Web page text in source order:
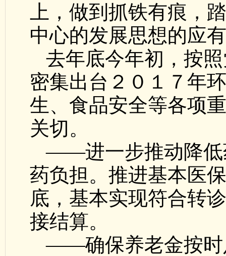
上，做到抓铁有痕，
中心的发展思想的应
去年底今年初，按
密集出台２０１７年
生、食品安全等各项
关切。
——进一步推动降低
药负担。推进基本医
底，基本实现符合转
接结算。
——确保养老金按时